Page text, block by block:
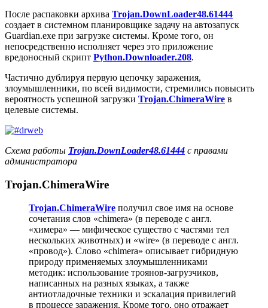
После распаковки архива Trojan.DownLoader48.61444
создает в системном планировщике задачу на автозапуск
Guardian.exe при загрузке системы. Кроме того, он
непосредственно исполняет через это приложение
вредоносный скрипт Python.Downloader.208.
Частично дублируя первую цепочку заражения,
злоумышленники, по всей видимости, стремились повысить
вероятность успешной загрузки Trojan.ChimeraWire в
целевые системы.
Схема работы Trojan.DownLoader48.61444 с правами
администратора
Trojan.ChimeraWire
Trojan.ChimeraWire получил свое имя на основе
сочетания слов «chimera» (в переводе с англ.
«химера» — мифическое существо с частями тел
нескольких животных) и «wire» (в переводе с англ.
«провод»). Слово «chimera» описывает гибридную
природу применяемых злоумышленниками
методик: использование троянов-загрузчиков,
написанных на разных языках, а также
антиотладочные техники и эскалация привилегий
в процессе заражения. Кроме того, оно отражает